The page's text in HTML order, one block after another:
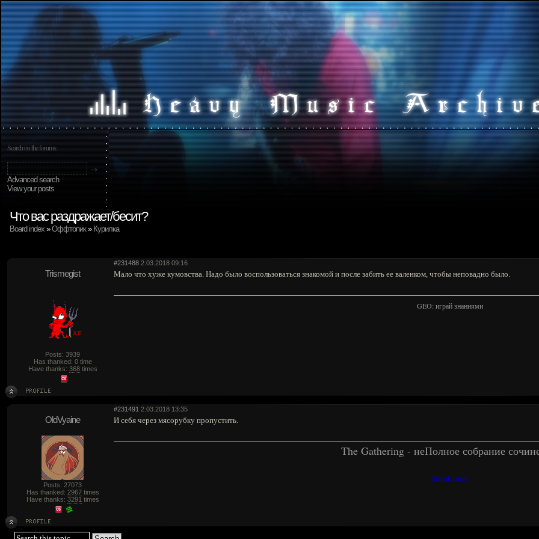
Search on the forums:
Advanced search
View your posts
Что вас раздражает/бесит?
Board index »Оффтопик» Курилка
#231488 2.03.2018 09:16
Trismegist
Posts: 3939
Has thanked: 0 time
Have thanks: 368times
Мало что хуже кумовства. Надо было воспользоваться знакомой и после забить ее валенком, чтобы неповадно было.
GEO: играй знаниями
#231491 2.03.2018 13:35
OldVyaine
Posts: 27073
Has thanked: 2967times
Have thanks: 3291 times
И себя через мясорубку пропустить.
The Gathering - неПолное собрание
kivenkantaja